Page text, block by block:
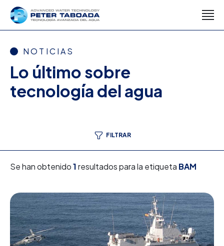
NOTICIAS
Lo último sobre
tecnología del agua
FILTRAR
Se han obtenido1resultados para la etiqueta BAM